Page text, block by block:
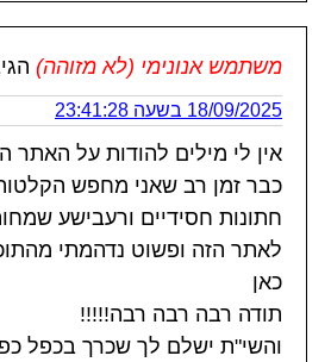
משתמש אנונימי (לא מזוהה)
18/09/2025 בשעה 23:41:28
אין לי מילים להודות על האתר
כבר זמן רב שאני מחפש
חתונות חסידיים ורעבישע
לאתר הזה ופשוט נדהמתי
כאן
תודה רבה רבה רבה!!!!!
והשי"ת ישלם לך שכרך בכפל